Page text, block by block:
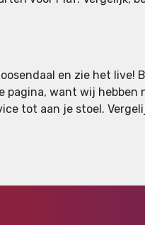
en zie het
pagina, want wij
tot aan je stoel.